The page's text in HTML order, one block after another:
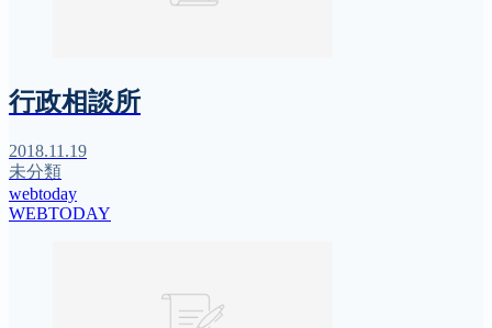
行政相談所
2018.11.19
未分類
webtoday
WEBTODAY